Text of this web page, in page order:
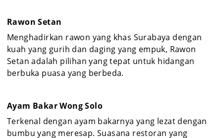
Rawon Setan
Menghadirkan rawon yang khas Surabaya dengan
kuah yang gurih dan daging yang empuk, Rawon
Setan adalah pilihan yang tepat untuk hidangan
berbuka puasa yang berbeda.
Ayam Bakar Wong Solo
Terkenal dengan ayam bakarnya yang lezat dengan
bumbu yang meresap. Suasana restoran yang